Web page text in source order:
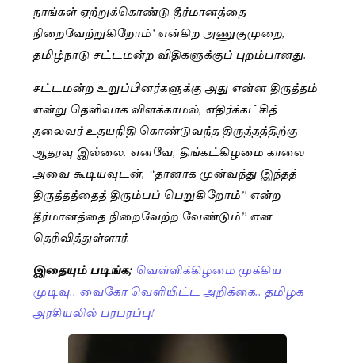
நாங்கள் ஏற்றுக்கொண்டு தீர்மானத்தை
நிறைவேற்றுகிறோம்’ என்கிற அணுகுமுறை,
தமிழ்நாடு சட்டமன்ற விதிகளுக்குப் புறம்பானது.
சட்டமன்ற உறுப்பினர்களுக்கு அது என்ன திருத்தம்
என்று தெளிவாக விளக்காமல், எதிர்க்கட்சித்
தலைவர் உதயநிதி கொண்டுவந்த திருத்தத்திற்கு
ஆதரவு இல்லை. எனவே, திங்கட்கிழமை காலை
அவை கூடியவுடன், “தானாக முன்வந்து இந்தத்
திருத்தத்தைத் திரும்பப் பெறுகிறோம்” என்ற
தீர்மானத்தை நிறைவேற்ற வேண்டும்” என
தெரிவித்துள்ளார்.
இதையும் படிங்க; வெள்ளிக்கிழமை முக்கிய
முடிவு.. வைகோ வெளியிட்ட அறிக்கை.. தமிழக
அரசியலில் பரபரப்பு!